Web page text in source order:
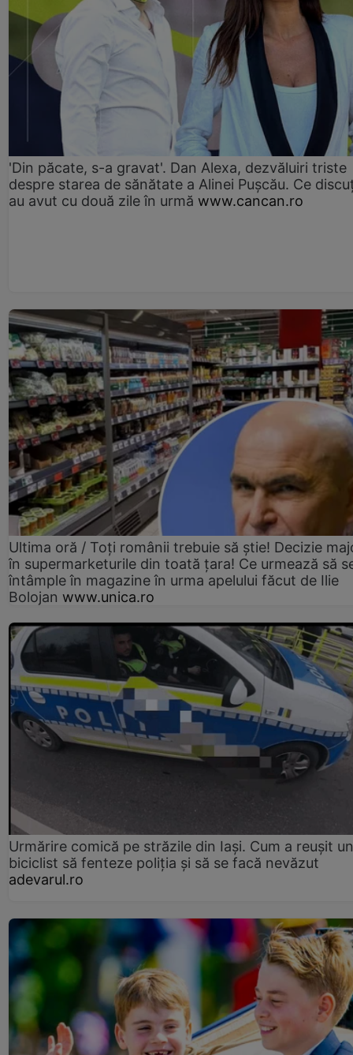
'Din păcate, s-a gravat'. Dan Alexa, dezvăluiri triste
despre starea de sănătate a Alinei Pușcău. Ce
au avut cu două zile în urmă www.cancan.ro
Ultima oră / Toți românii trebuie să știe! Decizie
în supermarketurile din toată țara! Ce urmează să
întâmple în magazine în urma apelului făcut de Ilie
Bolojan www.unica.ro
Urmărire comică pe străzile din Iași. Cum a reușit un
biciclist să fenteze poliția și să se facă nevăzut
adevarul.ro